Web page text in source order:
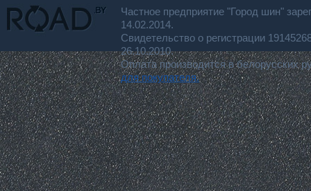
Частное предприятие "Город шин"
14.02.2014.
Свидетельство о регистрации
26.10.2010.
Оплата производится в белорусских
для покупателя.